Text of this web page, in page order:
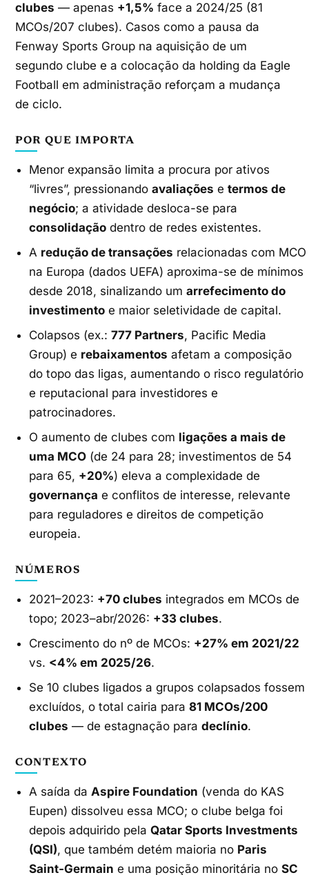
clubes — apenas +1,5% face a 2024/25 (81
MCOs/207 clubes). Casos como a pausa da
Fenway Sports Group na aquisição de um
segundo clube e a colocação da holding da Eagle
Football em administração reforçam a mudança
de ciclo.
POR QUE IMPORTA
Menor expansão limita a procura por ativos
“livres”, pressionandoavaliações etermos de
negócio; a atividade desloca-se para
consolidação dentro de redes existentes.
A redução de transações relacionadas com MCO
na Europa (dados UEFA) aproxima-se de mínimos
desde 2018, sinalizando umarrefecimento do
investimento e maior seletividade de capital.
Colapsos (ex.:777 Partners, Pacific Media
Group) e rebaixamentos afetam a composição
do topo das ligas, aumentando o risco regulatório
e reputacional para investidores e
patrocinadores.
O aumento de clubes com ligações a mais de
uma MCO (de 24 para 28; investimentos de 54
para 65, +20%) eleva a complexidade de
governança e conflitos de interesse, relevante
para reguladores e direitos de competição
europeia.
NÚMEROS
2021–2023: +70 clubes integrados em MCOs de
topo; 2023–abr/2026: +33 clubes.
Crescimento do nº de MCOs: +27% em 2021/22
vs. <4% em 2025/26.
Se 10 clubes ligados a grupos colapsados fossem
excluídos, o total cairia para81 MCOs/200
clubes — de estagnação paradeclínio.
CONTEXTO
A saída da Aspire Foundation (venda do KAS
Eupen) dissolveu essa MCO; o clube belga foi
depois adquirido pelaQatar Sports Investments
(QSI), que também detém maioria no Paris
Saint‑Germain e uma posição minoritária noSC